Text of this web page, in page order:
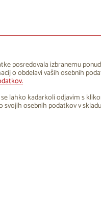
posredovala izbranemu
o obdelavi vaših osebnih
lahko kadarkoli odjavim s
svojih osebnih podatkov v